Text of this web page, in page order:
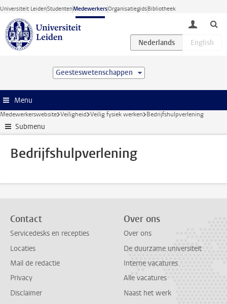
Ga direct naar de inhoud
Universiteit LeidenStudentenMedewerkersOrganisatiegidsBibliotheek
toggle
Geesteswetenschappen
Menu
Medewerkerswebsite Veiligheid Veilig fysiek werken Bedrijfshulpverlening
Submenu
Bedrijfshulpverlening
Contact
Servicedesks en recepties
Locaties
Mail de redactie
Privacy
Disclaimer
Over ons
Over ons
De duurzame universiteit
Interne vacatures
Alle vacatures
Naast het werk